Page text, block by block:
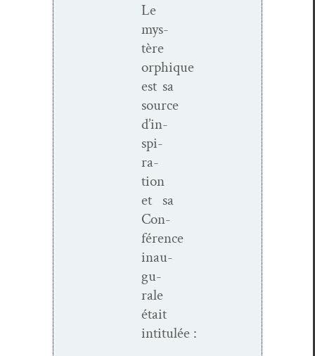
Le
mys­
tère
orphique
est sa
source
d’in­
spi­
ra­
tion
et sa
Con­
férence
inau­
gu­
rale
était
intitulée :